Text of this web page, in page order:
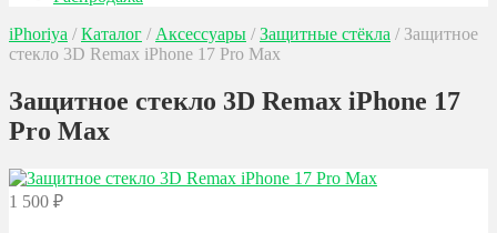
iPhoriya / Каталог / Аксессуары / Защитные стёкла / Защитное
стекло 3D Remax iPhone 17 Pro Max
Защитное стекло 3D Remax iPhone 17
Pro Max
1 500 ₽